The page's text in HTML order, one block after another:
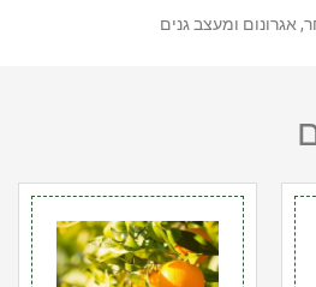
אגרונום ומעצב גנים
כמות
של
עץ
תפוז